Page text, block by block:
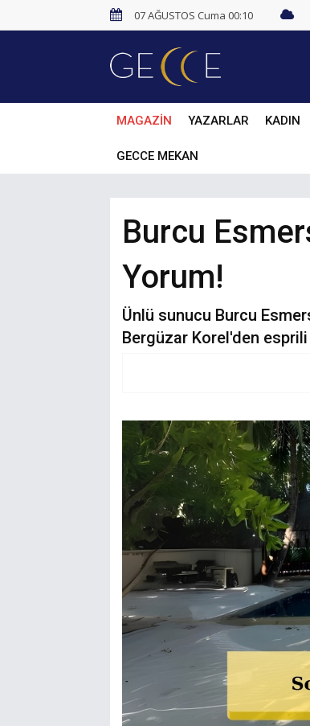
07 AĞUSTOS Cuma 00:10
MAGAZİN YAZARLAR KADIN
GECCE MEKAN
Burcu
Yorum!
Ünlü sunucu Burcu
Bergüzar Korel'den